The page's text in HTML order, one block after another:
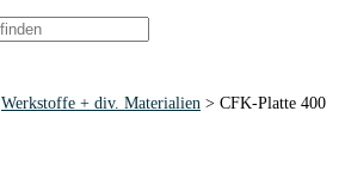
Werkstoffe + div. Materialien > CFK-Platte 400